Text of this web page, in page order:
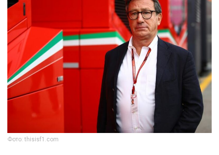
Фото: thisisf1.com